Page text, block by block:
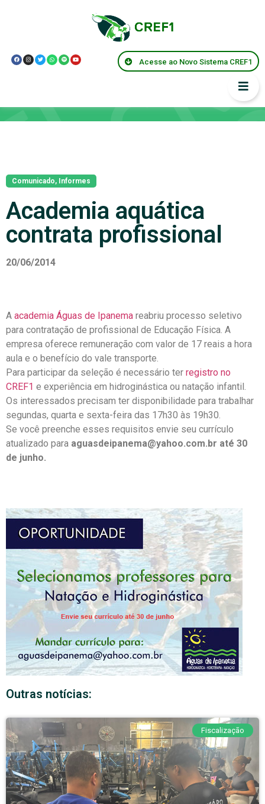
Acesse ao Novo Sistema CREF1
Comunicado, Informes
Academia aquática
contrata profissional
20/06/2014
A academia Águas de Ipanema reabriu processo seletivo
para contratação de profissional de Educação Física. A
empresa oferece remuneração com valor de 17 reais a hora
aula e o benefício do vale transporte.
Para participar da seleção é necessário ter registro no
CREF1 e experiência em hidroginástica ou natação infantil.
Os interessados precisam ter disponibilidade para trabalhar
segundas, quarta e sexta-feira das 17h30 às 19h30.
Se você preenche esses requisitos envie seu currículo
atualizado para aguasdeipanema@yahoo.com.br até 30
de junho.
Outras notícias:
Fiscalização